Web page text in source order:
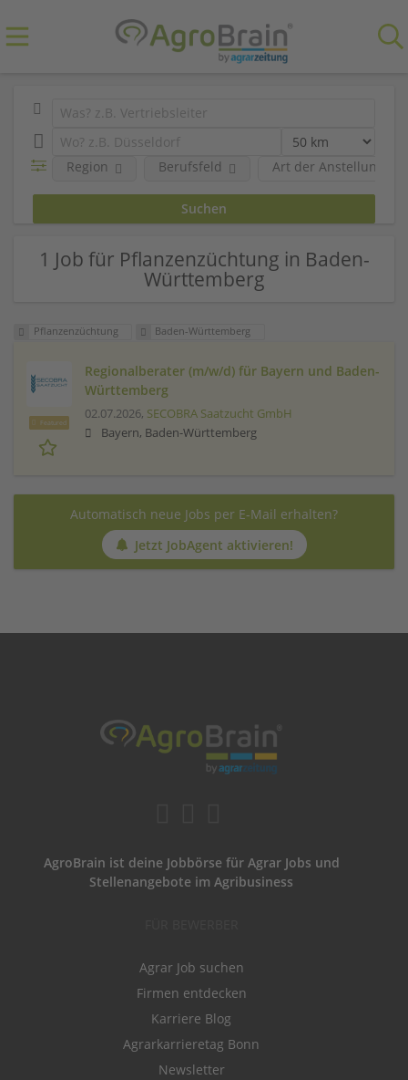
Art der Anstellung
Region Berufsfeld
1 Job für Pflanzenzüchtung in Baden-
Württemberg
Pflanzenzüchtung Baden-Württemberg
Featured
Regionalberater (m/w/d) für Bayern und Baden-
Württemberg
02.07.2026, SECOBRA Saatzucht GmbH
Bayern, Baden-Württemberg
Automatisch neue Jobs per E-Mail erhalten?
Jetzt JobAgent aktivieren!
AgroBrain ist deine Jobbörse für Agrar Jobs und
Stellenangebote im Agribusiness
Agrar Job suchen
Firmen entdecken
Karriere Blog
Agrarkarrieretag Bonn
Newsletter